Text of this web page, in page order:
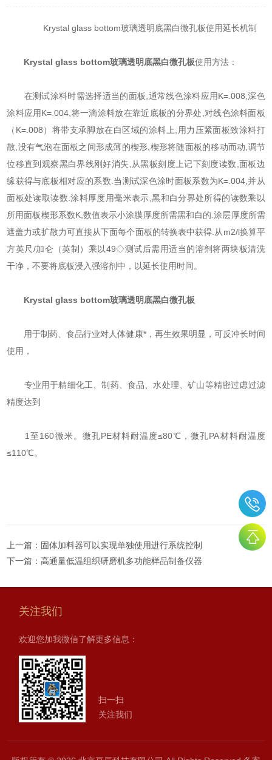
Krystal glass bottom玻璃透明底黑白微孔板使用延长机制
Krystal glass bottom玻璃透明底黑白微孔板使用方法：
在测试涂料时需选择适当的面板,通常线色涂料应用K=.008,深色
涂料应用K=.004,将一滴涂料放在靠近底板的分界处,对线色涂料面板
（K=.008）将带支承脚放在白区域的涂料上,用力压紧面板致涂料打
散,没有气泡在面板之间形成薄的楔形,楔形将随面板的移动而动,调节
位移直到观察黑白界线刚好消失,从黑板刻度上记下刻度读数,面板边
缘获得与底板相对应的系数.当测试深色涂时面板系数为K=.004,并从
面板处读取读数.涂料厚度用毫米表示,黑和白分界处所得的读数乘以
所用面板楔形系数K,数值表示小涂膜厚度所需黑和白的.涂层厚度所需
遮盖力或扩散力可直接从下面每个面板的转换表中获得.从m2/l换算平
方英尺/加仑（英制）乘以49◇测试后需用适当的溶剂将两块板清洗
干净，不要将底板浸入强溶剂中，以延长使用时间。
Krystal glass bottom玻璃透明底黑白微孔板
用于制药、食品行业对人体健康*，再生效果明显，可反冲长时间
使用，
专业用于精细化工、制药、食品、水处理、矿山等精密过虑过滤
精度达到
1至160微米。微孔PE材料耐温度≤80℃，微孔PA材料耐温度
≤110℃。
上一篇： 固体加料器可以实现单独使用进行系统控制
下一篇：高通量低温组织研磨机多功能样品制备仪器
关注我们
欢迎您加我微信了解更多信息：
扫一扫
关注我们